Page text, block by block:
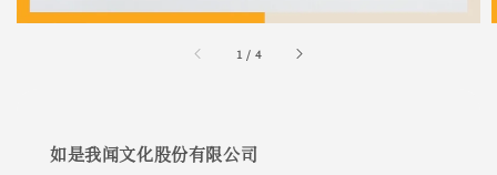
1 / 4
如是我闻文化股份有限公司